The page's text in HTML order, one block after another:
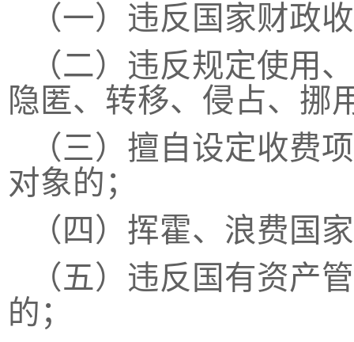
（一）违反国家财政
（二）违反规定使用
隐匿、转移、侵占、挪
（三）擅自设定收费
对象的；
（四）挥霍、浪费国
（五）违反国有资产
的；